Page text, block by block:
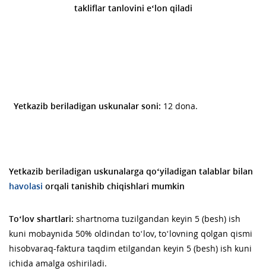
takliflar tanlovini e‘lon qiladi
Yetkazib beriladigan uskunalar soni: 12 dona.
Yetkazib beriladigan uskunalarga qoʻyiladigan talablar bilan
havolasi orqali tanishib chiqishlari mumkin
To‘lov shartlari: shartnoma tuzilgandan keyin 5 (besh) ish
kuni mobaynida 50% oldindan to‘lov, to‘lovning qolgan qismi
hisobvaraq-faktura taqdim etilgandan keyin 5 (besh) ish kuni
ichida amalga oshiriladi.